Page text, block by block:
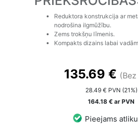
Reduktora konstrukcija ar
nodrošina ilgmūžību.
Zems trokšņu līmenis.
Kompakts dizains labai
135.69 €
28.49 € PVN (21%)
164.18 € ar PVN
Pieejams